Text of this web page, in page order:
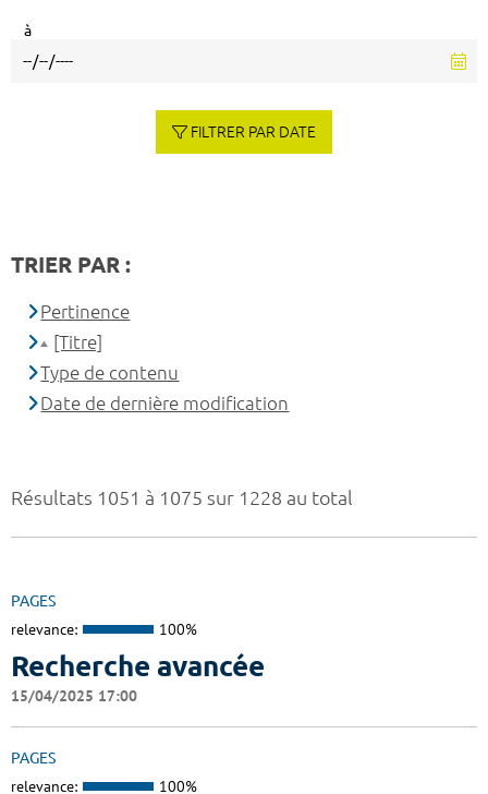
Résultats 1051 à 1075 sur 1228 au total
PAGES
relevance: 100%
Recherche avancée
15/04/2025 17:00
PAGES
relevance: 100%
à
FILTRER PAR DATE
TRIER PAR :
Pertinence
[Titre]
Type de contenu
Date de dernière modification